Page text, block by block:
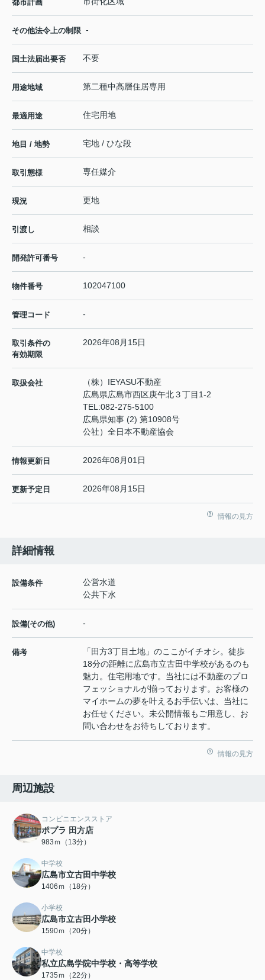
都市計画
その他法令上の制限 -
国土法届出要否 不要
用途地域 第二種中高層住居専用
最適用途 住宅用地
地目 / 地勢 宅地 / ひな段
取引態様 専任媒介
現況 更地
引渡し 相談
開発許可番号 -
物件番号 102047100
管理コード -
取引条件の
有効期限
2026年08月15日
取扱会社
（株）IEYASU不動産
広島県広島市西区庚午北３丁目1-2
TEL:082-275-5100
広島県知事 (2) 第10908号
公社）全日本不動産協会
情報更新日 2026年08月01日
更新予定日 2026年08月15日
情報の見方
詳細情報
設備条件
公営水道
公共下水
設備(その他) -
備考
「田方3丁目土地」のここがイチオシ。徒歩
18分の距離に広島市立古田中学校があるのも
魅力。住宅用地です。当社には不動産のプロ
フェッショナルが揃っております。お客様の
マイホームの夢を叶えるお手伝いは、当社に
お任せください。未公開情報もご用意し、お
問い合わせをお待ちしております。
情報の見方
周辺施設
コンビニエンスストア
ポプラ 田方店
983ｍ（13分）
中学校
広島市立古田中学校
1406ｍ（18分）
小学校
広島市立古田小学校
1590ｍ（20分）
中学校
私立広島学院中学校・高等学校
1735ｍ（22分）